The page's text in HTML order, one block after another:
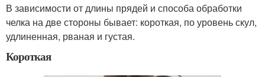
В зависимости от длины прядей и способа обработки
челка на две стороны бывает: короткая, по уровень скул,
удлиненная, рваная и густая.
Короткая